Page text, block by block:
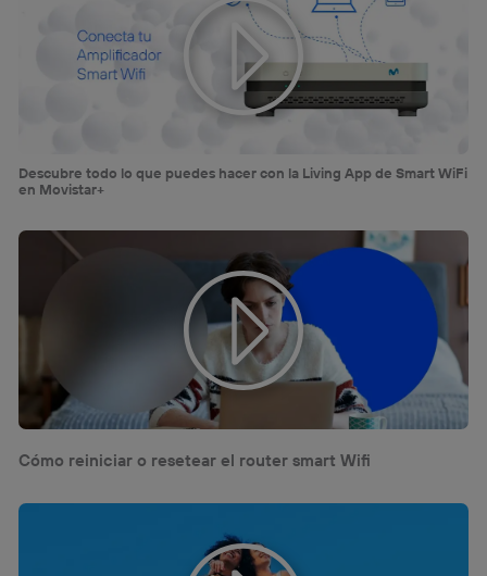
Descubre todo lo que puedes hacer con la Living App de Smart WiFi
en Movistar+
Cómo reiniciar o resetear el router smart Wifi